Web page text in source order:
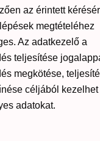
az érintett
megtételéhez
Az adatkezelő a
teljesítése
megkötése,
céljából kezelhet
adatokat.